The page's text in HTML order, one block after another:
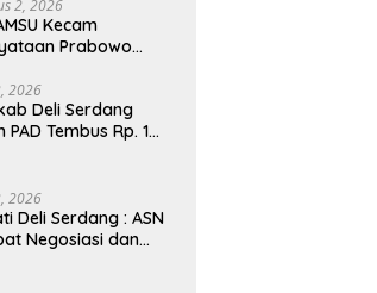
2, 2026
Kecam
Prabowo
dan LSM “Londo
: “Presiden RI
Omon Demokrasi
2026
Deli Serdang
PAD Tembus Rp. 1
TA 2025
2026
Deli Serdang : ASN
Negosiasi dan